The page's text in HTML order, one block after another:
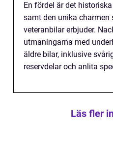
En fördel är det
samt den unika charmen
veteranbilar erbjuder.
utmaningarna med
äldre bilar, inklusive
reservdelar och anlita
Läs fler